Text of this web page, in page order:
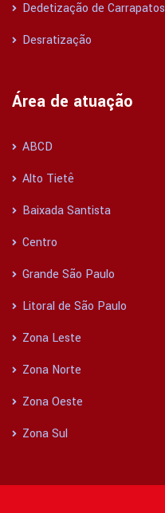
Dedetização de Carrapatos
Desratização
Área de atuação
ABCD
Alto Tietê
Baixada Santista
Centro
Grande São Paulo
Litoral de São Paulo
Zona Leste
Zona Norte
Zona Oeste
Zona Sul